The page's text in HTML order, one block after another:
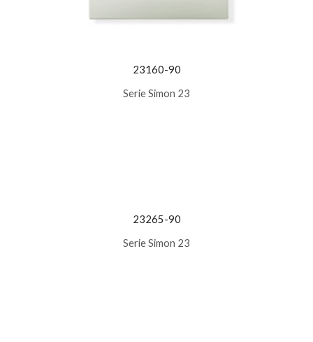
23160-90
Serie Simon 23
23265-90
Serie Simon 23